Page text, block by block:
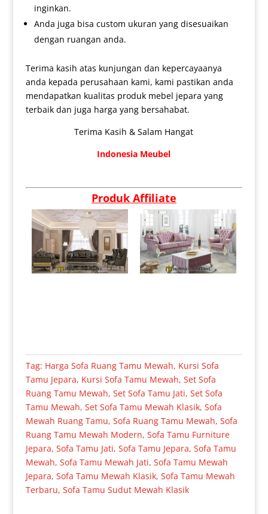
inginkan.
Anda juga bisa custom ukuran yang disesuaikan
dengan ruangan anda.
Terima kasih atas kunjungan dan kepercayaanya
anda kepada perusahaan kami, kami pastikan anda
mendapatkan kualitas produk mebel jepara yang
terbaik dan juga harga yang bersahabat.
Terima Kasih & Salam Hangat
Indonesia Meubel
Produk Affiliate
Tag: Harga Sofa Ruang Tamu Mewah, Kursi Sofa
Tamu Jepara, Kursi Sofa Tamu Mewah, Set Sofa
Ruang Tamu Mewah, Set Sofa Tamu Jati, Set Sofa
Tamu Mewah, Set Sofa Tamu Mewah Klasik, Sofa
Mewah Ruang Tamu, Sofa Ruang Tamu Mewah, Sofa
Ruang Tamu Mewah Modern, Sofa Tamu Furniture
Jepara, Sofa Tamu Jati, Sofa Tamu Jepara, Sofa Tamu
Mewah, Sofa Tamu Mewah Jati, Sofa Tamu Mewah
Jepara, Sofa Tamu Mewah Klasik, Sofa Tamu Mewah
Terbaru, Sofa Tamu Sudut Mewah Klasik